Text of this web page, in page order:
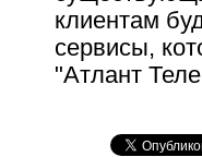
клиентам
сервисы,
"Атлант